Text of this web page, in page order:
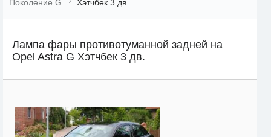
Поколение G
Хэтчбек 3 дв.
Лампа фары противотуманной задней на
Opel Astra G Хэтчбек 3 дв.